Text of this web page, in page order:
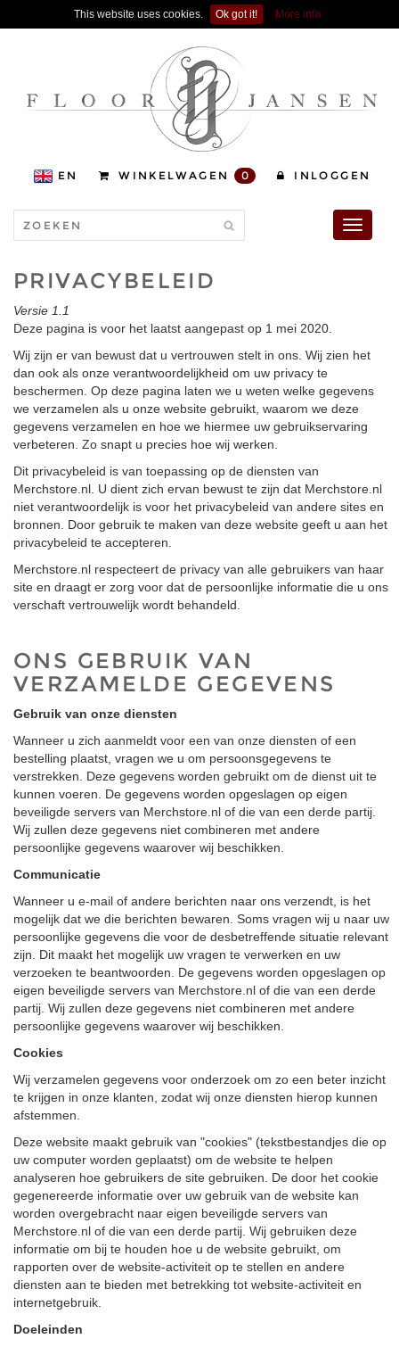
This website uses cookies. Ok got it! More info
EN WINKELWAGEN 0 INLOGGEN
Toggle
PRIVACYBELEID
Versie 1.1
Deze pagina is voor het laatst aangepast op 1 mei 2020.
Wij zijn er van bewust dat u vertrouwen stelt in ons. Wij zien het
dan ook als onze verantwoordelijkheid om uw privacy te
beschermen. Op deze pagina laten we u weten welke gegevens
we verzamelen als u onze website gebruikt, waarom we deze
gegevens verzamelen en hoe we hiermee uw gebruikservaring
verbeteren. Zo snapt u precies hoe wij werken.
Dit privacybeleid is van toepassing op de diensten van
Merchstore.nl. U dient zich ervan bewust te zijn dat Merchstore.nl
niet verantwoordelijk is voor het privacybeleid van andere sites en
bronnen. Door gebruik te maken van deze website geeft u aan het
privacybeleid te accepteren.
Merchstore.nl respecteert de privacy van alle gebruikers van haar
site en draagt er zorg voor dat de persoonlijke informatie die u ons
verschaft vertrouwelijk wordt behandeld.
ONS GEBRUIK VAN
VERZAMELDE GEGEVENS
Gebruik van onze diensten
Wanneer u zich aanmeldt voor een van onze diensten of een
bestelling plaatst, vragen we u om persoonsgegevens te
verstrekken. Deze gegevens worden gebruikt om de dienst uit te
kunnen voeren. De gegevens worden opgeslagen op eigen
beveiligde servers van Merchstore.nl of die van een derde partij.
Wij zullen deze gegevens niet combineren met andere
persoonlijke gegevens waarover wij beschikken.
Communicatie
Wanneer u e-mail of andere berichten naar ons verzendt, is het
mogelijk dat we die berichten bewaren. Soms vragen wij u naar uw
persoonlijke gegevens die voor de desbetreffende situatie relevant
zijn. Dit maakt het mogelijk uw vragen te verwerken en uw
verzoeken te beantwoorden. De gegevens worden opgeslagen op
eigen beveiligde servers van Merchstore.nl of die van een derde
partij. Wij zullen deze gegevens niet combineren met andere
persoonlijke gegevens waarover wij beschikken.
Cookies
Wij verzamelen gegevens voor onderzoek om zo een beter inzicht
te krijgen in onze klanten, zodat wij onze diensten hierop kunnen
afstemmen.
Deze website maakt gebruik van "cookies" (tekstbestandjes die op
uw computer worden geplaatst) om de website te helpen
analyseren hoe gebruikers de site gebruiken. De door het cookie
gegenereerde informatie over uw gebruik van de website kan
worden overgebracht naar eigen beveiligde servers van
Merchstore.nl of die van een derde partij. Wij gebruiken deze
informatie om bij te houden hoe u de website gebruikt, om
rapporten over de website-activiteit op te stellen en andere
diensten aan te bieden met betrekking tot website-activiteit en
internetgebruik.
Doeleinden